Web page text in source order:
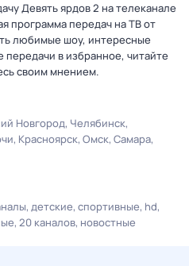
Девять ярдов 2 на телеканале
программа передач на ТВ от
любимые шоу, интересные
в избранное, читайте
своим мнением.
Новгород Челябинск
Красноярск Омск Самара
детские спортивные hd
20 каналов новостные